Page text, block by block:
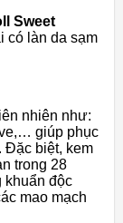
Sweet
có làn da sạm
nhiên như:
giúp phục
Đặc biệt, kem
trong 28
khuẩn độc
mao mạch